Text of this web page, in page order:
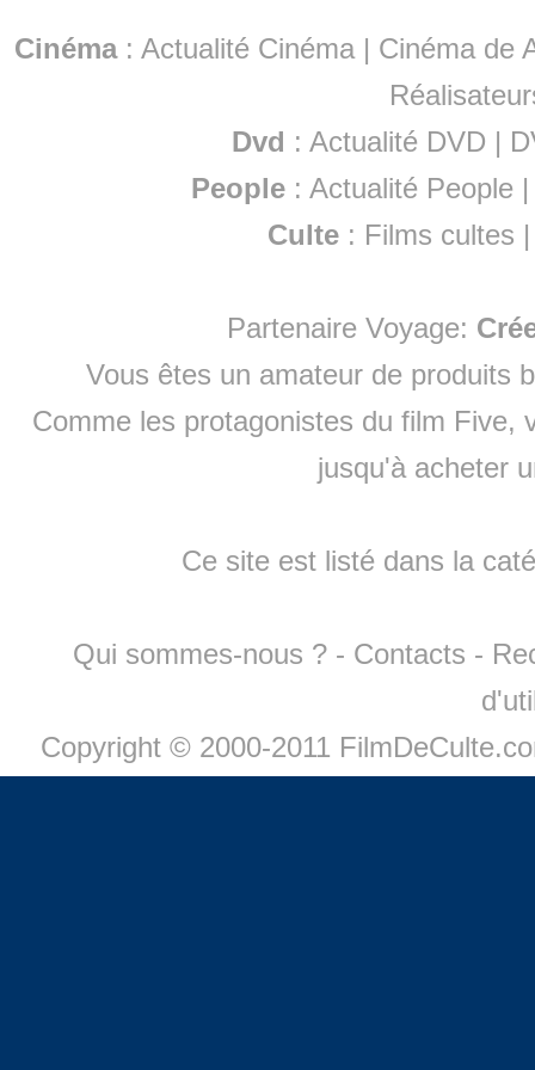
Cinéma: Actualité Cinéma | Cinéma de
Dvd : Actualité DVD |
People :Actualité People
Culte : Films cultes
Partenaire Voyage:
Vous êtes un amateur de produits
Comme les protagonistes du film Five,
jusqu'à acheter
Ce site est listé dans la
Qui sommes-nous ? - Contacts -
Copyright © 2000-2011